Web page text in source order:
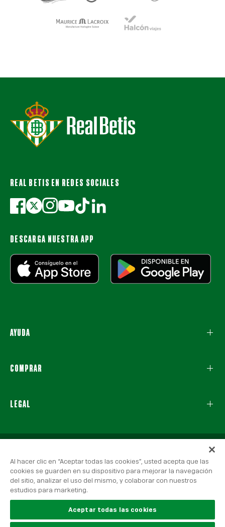
REAL BETIS EN REDES SOCIALES
DESCARGA NUESTRA APP
AYUDA
COMPRAR
LEGAL
© 2026 Real Betis Balompié, Todos los derechos reservados.
Al hacer clic en “Aceptar todas las cookies”, usted acepta que las
cookies se guarden en su dispositivo para mejorar la navegación
del sitio, analizar el uso del mismo, y colaborar con nuestros
estudios para marketing.
Aceptar todas las cookies